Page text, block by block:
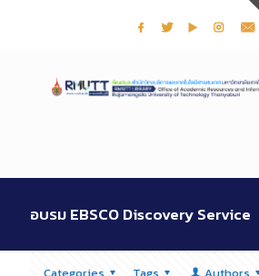
อบรม EBSCO Discovery Service